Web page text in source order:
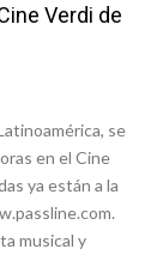
Verdi de
se
en el Cine
ya están a la
musical y